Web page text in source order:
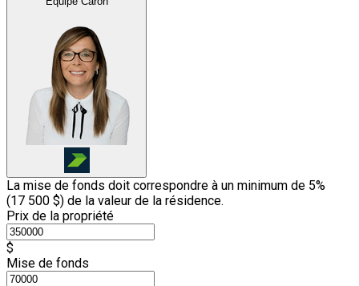
La mise de fonds doit correspondre à un minimum de 5%
(17 500 $) de la valeur de la résidence.
Prix de la propriété
$
Mise de fonds